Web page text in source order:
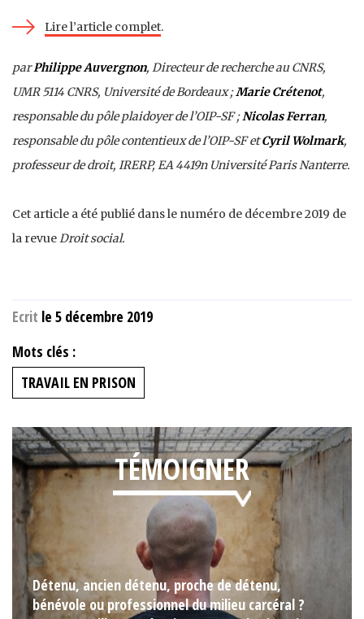
Lire l’article complet.
parPhilippe Auvergnon, Directeur de recherche au CNRS,
UMR 5114 CNRS, Université de Bordeaux ;Marie Crétenot,
responsable du pôle plaidoyer de l’OIP-SF ; Nicolas Ferran,
responsable du pôle contentieux de l’OIP-SF etCyril Wolmark,
professeur de droit, IRERP, EA 4419n Université Paris Nanterre.
Cet article a été publié dans le numéro de décembre 2019 de
la revue Droit social.
Ecrit le 5 décembre 2019
Mots clés :
TRAVAIL EN PRISON
TÉMOIGNER
Détenu, ancien détenu, proche de détenu,
bénévole ou professionnel du milieu carcéral ?